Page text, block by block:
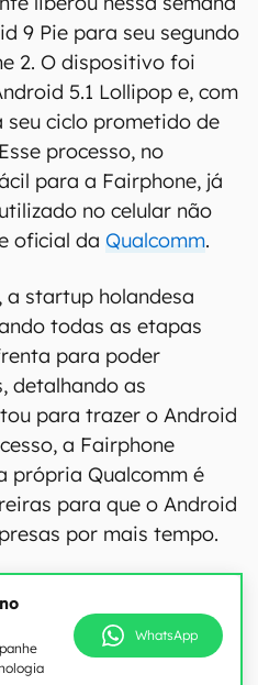
9 Pie para seu segundo
2. O dispositivo foi
5.1 Lollipop e, com
seu ciclo prometido de
processo, no
para a Fairphone, já
no celular não
oficial da Qualcomm.
a startup holandesa
todas as etapas
para poder
detalhando as
para trazer o Android
a Fairphone
própria Qualcomm é
para que o Android
por mais tempo.
WhatsApp